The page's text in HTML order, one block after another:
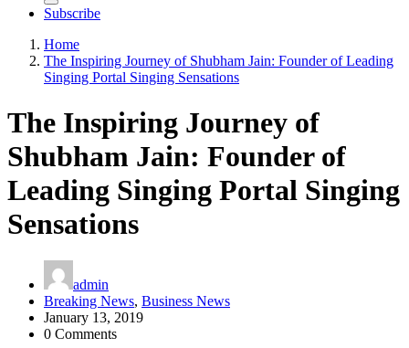
Subscribe
Home
The Inspiring Journey of Shubham Jain: Founder of Leading
Singing Portal Singing Sensations
The Inspiring Journey of
Shubham Jain: Founder of
Leading Singing Portal Singing
Sensations
admin
Breaking News, Business News
January 13, 2019
0 Comments